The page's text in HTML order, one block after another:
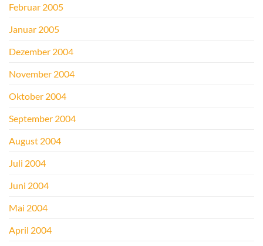
Februar 2005
Januar 2005
Dezember 2004
November 2004
Oktober 2004
September 2004
August 2004
Juli 2004
Juni 2004
Mai 2004
April 2004